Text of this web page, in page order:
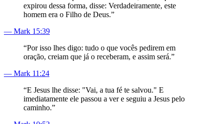
expirou dessa forma, disse: Verdadeiramente, este
homem era o Filho de Deus.”
— Mark 15:39
“Por isso lhes digo: tudo o que vocês pedirem em
oração, creiam que já o receberam, e assim será.”
— Mark 11:24
“E Jesus lhe disse: "Vai, a tua fé te salvou." E
imediatamente ele passou a ver e seguiu a Jesus pelo
caminho.”